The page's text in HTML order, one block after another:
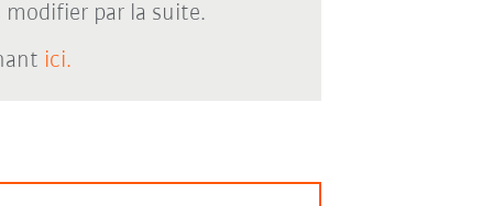
modifier par la suite.
ici.